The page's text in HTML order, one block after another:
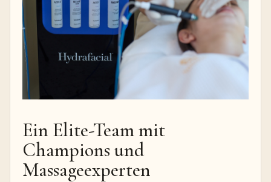
Ein Elite-Team mit
Champions und
Massageexperten